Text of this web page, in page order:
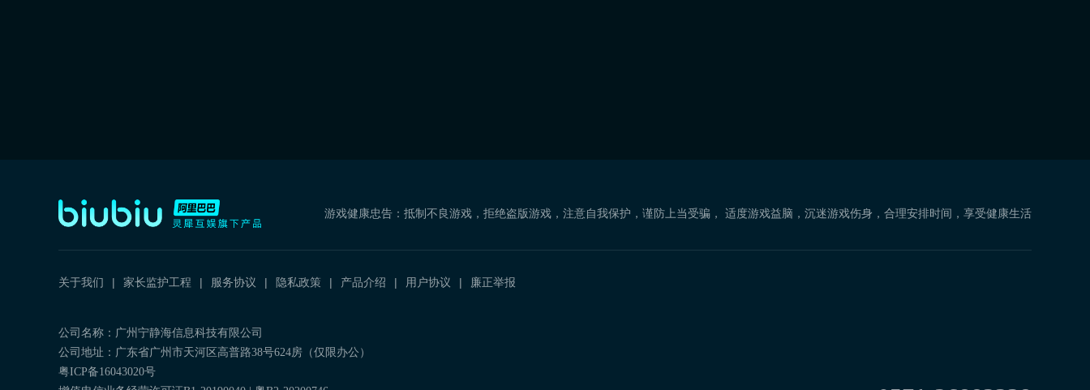
游戏健康忠告：抵制不良游戏，拒绝盗版游戏，注意自我保护，谨防上当受骗， 适度游戏益脑，沉迷游戏伤身，合理安排时间，享受健康生活
关于我们 家长监护工程 服务协议 隐私政策 产品介绍 用户协议 廉正举报
公司名称：广州宁静海信息科技有限公司
公司地址：广东省广州市天河区高普路38号624房（仅限办公）
粤ICP备16043020号